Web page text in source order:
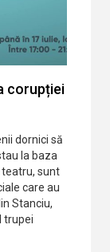
corupției
dornici să
la baza
teatru, sunt
care au
Stanciu,
trupei